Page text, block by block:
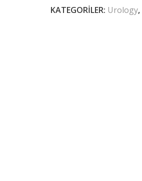
KATEGORILER: Urology,